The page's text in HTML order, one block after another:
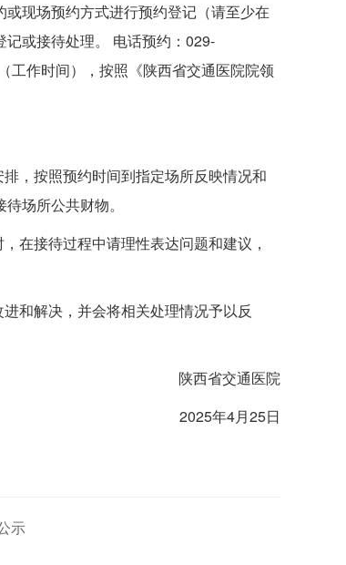
现场预约方式进行预约登记（请至少在
或接待处理。 电话预约：029-
工作时间），按照《陕西省交通医院院领
，按照预约时间到指定场所反映情况和
场所公共财物。
在接待过程中请理性表达问题和建议，
和解决，并会将相关处理情况予以反
陕西省交通医院
2025年4月25日
示